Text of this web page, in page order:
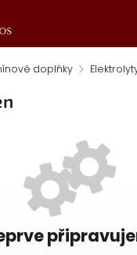
doplňky /